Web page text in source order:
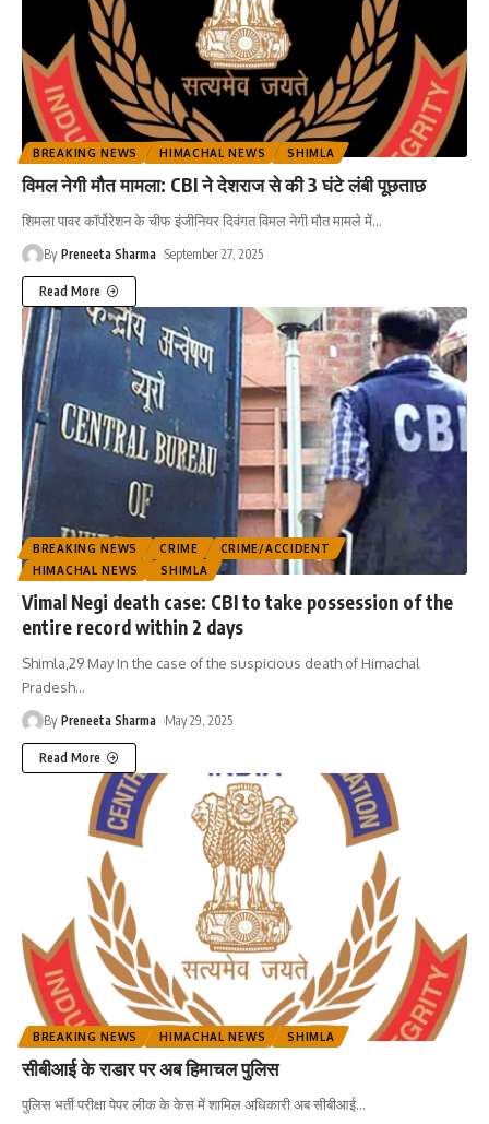
BREAKING NEWS HIMACHAL NEWS SHIMLA
विमल नेगी मौत मामला: CBI ने देशराज से की 3 घंटे लंबी पूछताछ
शिमला पावर काॅर्पोरेशन के चीफ इंजीनियर दिवंगत विमल नेगी मौत मामले में…
By Preneeta Sharma September 27, 2025
Read More
BREAKING NEWS CRIME
CRIME/ACCIDENT
HIMACHAL NEWS
SHIMLA
Vimal Negi death case: CBI to take possession of the
entire record within 2 days
Shimla,29 May In the case of the suspicious death of Himachal
Pradesh…
By Preneeta Sharma May 29, 2025
Read More
BREAKING NEWS HIMACHAL NEWS SHIMLA
सीबीआई के राडार पर अब हिमाचल पुलिस
पुलिस भर्ती परीक्षा पेपर लीक के केस में शामिल अधिकारी अब सीबीआई…